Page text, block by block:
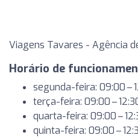
Viagens Tavares - Agência
Horário de
segunda-feira: 09:00 –
terça-feira: 09:00 –
quarta-feira: 09:00 –
quinta-feira: 09:00 –